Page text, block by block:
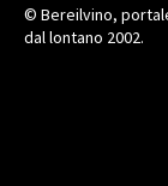
© Bereilvino,
dal lontano 2002.